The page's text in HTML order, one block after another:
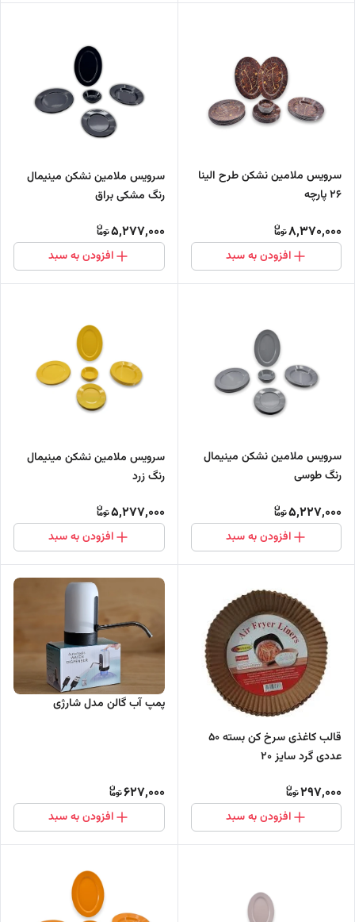
سرویس ملامین نشکن طرح الینا
26 پارچه
8,370,000
افزودن به سبد
سرویس ملامین نشکن مینیمال
رنگ مشکی براق
5,277,000
افزودن به سبد
سرویس ملامین نشکن مینیمال
رنگ طوسی
5,227,000
افزودن به سبد
سرویس ملامین نشکن مینیمال
رنگ زرد
5,277,000
افزودن به سبد
قالب کاغذی سرخ کن بسته 50
عددی گرد سایز 20
297,000
افزودن به سبد
پمپ آب گالن مدل شارژی
627,000
افزودن به سبد